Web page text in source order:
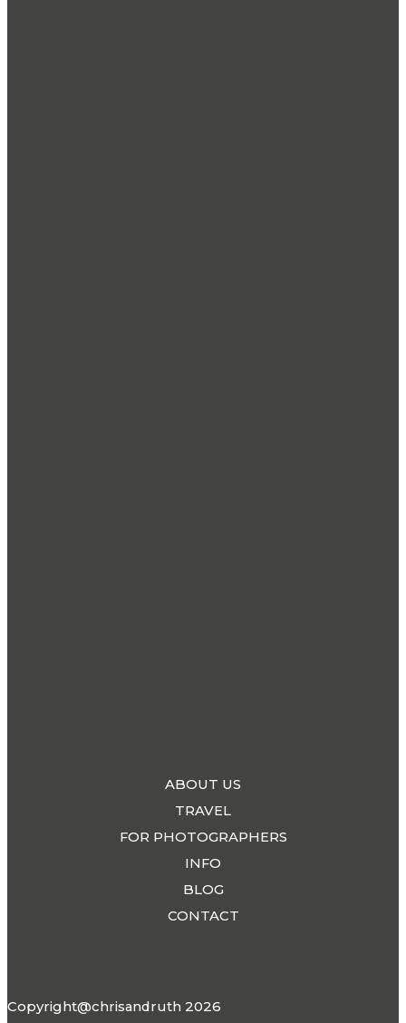
ABOUT US
TRAVEL
FOR PHOTOGRAPHERS
INFO
BLOG
CONTACT
Copyright@chrisandruth 2026